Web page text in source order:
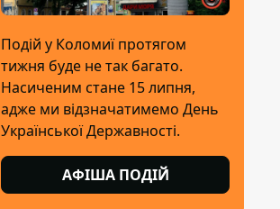
Подій у Коломиї протягом
тижня буде не так багато.
Насиченим стане 15 липня,
адже ми відзначатимемо День
Української Державності.
АФІША ПОДІЙ